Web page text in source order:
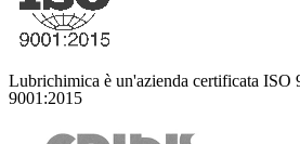
Lubrichimica è un'azienda certificata
9001:2015